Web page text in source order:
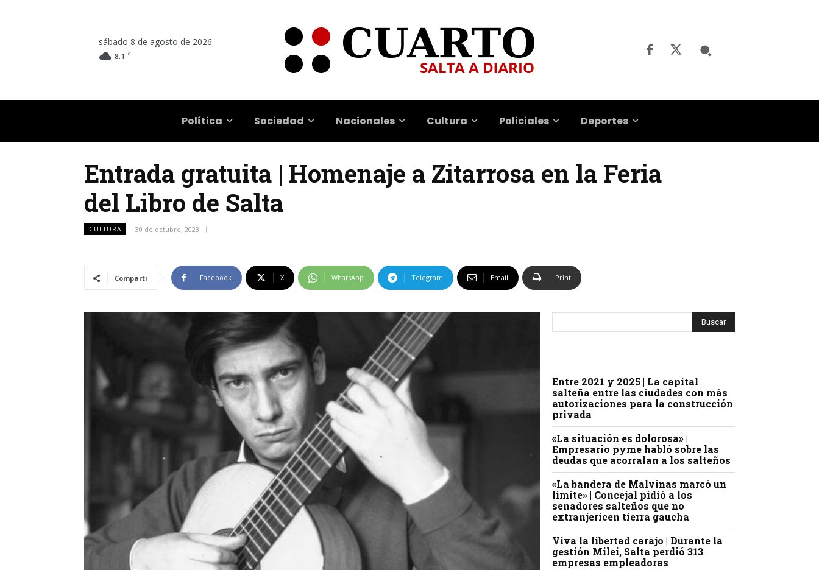
sábado 8 de agosto de 2026
8.1 C
Política Sociedad Nacionales Cultura Policiales Deportes
Entrada gratuita | Homenaje a Zitarrosa en la Feria
del Libro de Salta
CULTURA 30 de octubre, 2023
Compartí Facebook X WhatsApp Telegram Email Print
Entre 2021 y 2025 | La capital
salteña entre las ciudades con más
autorizaciones para la construcción
privada
«La situación es dolorosa» |
Empresario pyme habló sobre las
deudas que acorralan a los salteños
«La bandera de Malvinas marcó un
límite» | Concejal pidió a los
senadores salteños que no
extranjericen tierra gaucha
Viva la libertad carajo | Durante la
gestión Milei, Salta perdió 313
empresas empleadoras